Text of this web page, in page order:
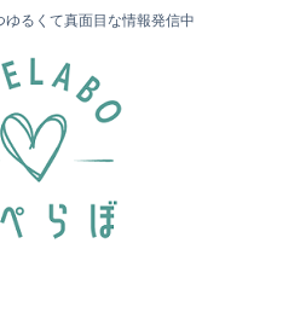
ゆるくて真面目な情報発信中